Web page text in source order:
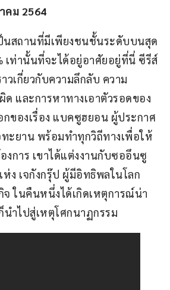
คม 2564
นสถานที่มีเพียงชนชั้นระดับบนสุด
เท่านั้นที่จะได้อยู่อาศัยอยู่ที่นี่ ซีรีส์
าวเกี่ยวกับความลึกลับ ความ
ด และการหาทางเอาตัวรอดของ
ของเรื่อง แบคซูฮยอน ผู้ประกาศ
ะยาน พร้อมทำทุกวิถีทางเพื่อให้
งการ เขาได้แต่งงานกับซออึนซู
ง เจกังกรุ๊ป ผู้มีอิทธิพลในโลก
จ ในคืนหนึ่งได้เกิดเหตุการณ์น่า
ำไปสู่เหตุโศกนาฏกรรม